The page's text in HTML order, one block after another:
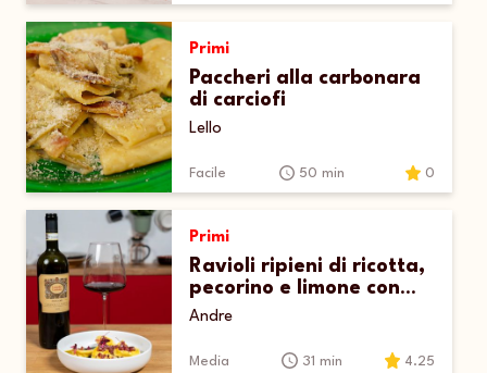
Primi
Paccheri alla carbonara
di carciofi
Lello
Facile 50 min 0
Primi
Ravioli ripieni di ricotta,
pecorino e limone con
salsa al cavolo nero e
Andre
Media 31 min 4.25